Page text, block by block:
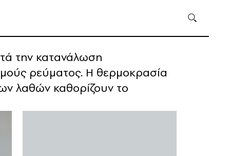
την κατανάλωση
ρεύματος. Η θερμοκρασία
λαθών καθορίζουν το